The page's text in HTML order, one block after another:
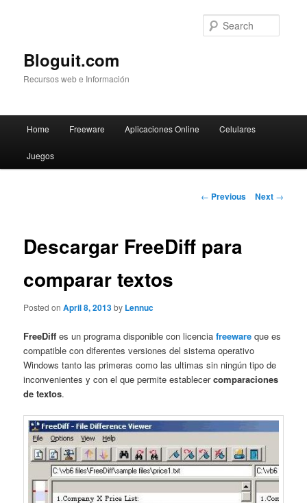
Bloguit.com
Recursos web e Información
Skip
to
Home Freeware Aplicaciones Online Celulares
Juegos
Post
← Previous Next →
Descargar FreeDiff para
comparar textos
Posted onApril 8, 2013by Lennuc
FreeDiff es un programa disponible con licenciafreeware que es
compatible con diferentes versiones del sistema operativo
Windows tanto las primeras como las ultimas sin ningún tipo de
inconvenientes y con el que permite establecercomparaciones
de textos.